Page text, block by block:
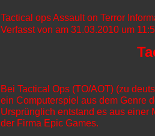
Tactical ops Assault on Terror
Verfasst von am 31.03.2010 um
Bei Tactical Ops (TO/AOT) (zu
ein Computerspiel aus dem Genre
Ursprünglich entstand es aus einer
der Firma Epic Games.